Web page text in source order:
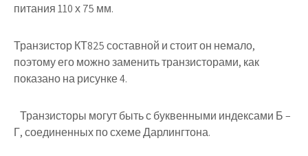
питания 110 х 75 мм.
Транзистор КТ825 составной и стоит он немало,
поэтому его можно заменить транзисторами, как
показано на рисунке 4.
Транзисторы могут быть с буквенными индексами Б –
Г, соединенных по схеме Дарлингтона.